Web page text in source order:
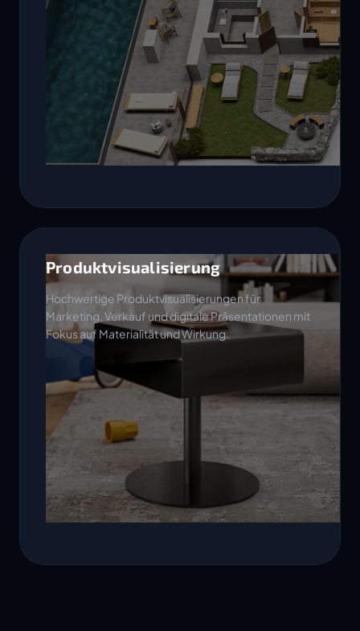
Produktvisualisierung
Hochwertige Produktvisualisierungen für
Marketing, Verkauf und digitale Präsentationen mit
Fokus auf Materialität und Wirkung.